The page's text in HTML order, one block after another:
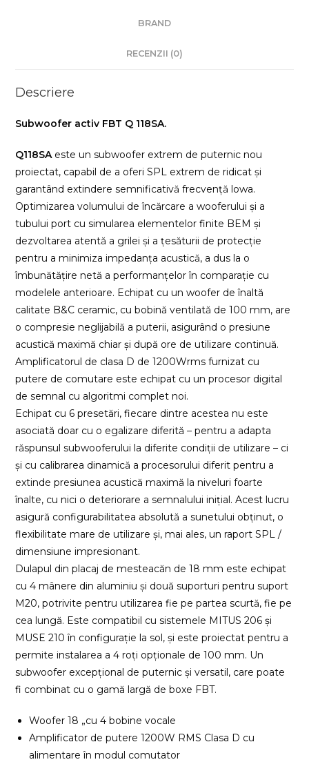
BRAND
RECENZII (0)
Descriere
Subwoofer activ FBT Q 118SA.
Q118SAeste un subwoofer extrem de puternic nou
proiectat, capabil de a oferi SPL extrem de ridicat și
garantând extindere semnificativă frecvență lowa.
Optimizarea volumului de încărcare a wooferului și a
tubului port cu simularea elementelor finite BEM și
dezvoltarea atentă a grilei și a țesăturii de protecție
pentru a minimiza impedanța acustică, a dus la o
îmbunătățire netă a performanțelor în comparație cu
modelele anterioare. Echipat cu un woofer de înaltă
calitate B&C ceramic, cu bobină ventilată de 100 mm, are
o compresie neglijabilă a puterii, asigurând o presiune
acustică maximă chiar și după ore de utilizare continuă.
Amplificatorul de clasa D de 1200Wrms furnizat cu
putere de comutare este echipat cu un procesor digital
de semnal cu algoritmi complet noi.
Echipat cu 6 presetări, fiecare dintre acestea nu este
asociată doar cu o egalizare diferită – pentru a adapta
răspunsul subwooferului la diferite condiții de utilizare – ci
și cu calibrarea dinamică a procesorului diferit pentru a
extinde presiunea acustică maximă la niveluri foarte
înalte, cu nici o deteriorare a semnalului inițial. Acest lucru
asigură configurabilitatea absolută a sunetului obținut, o
flexibilitate mare de utilizare și, mai ales, un raport SPL /
dimensiune impresionant.
Dulapul din placaj de mesteacăn de 18 mm este echipat
cu 4 mânere din aluminiu și două suporturi pentru suport
M20, potrivite pentru utilizarea fie pe partea scurtă, fie pe
cea lungă. Este compatibil cu sistemele MITUS 206 și
MUSE 210 în configurație la sol, și este proiectat pentru a
permite instalarea a 4 roți opționale de 100 mm. Un
subwoofer excepțional de puternic și versatil, care poate
fi combinat cu o gamă largă de boxe FBT.
Woofer 18 „cu 4 bobine vocale
Amplificator de putere 1200W RMS Clasa D cu
alimentare în modul comutator